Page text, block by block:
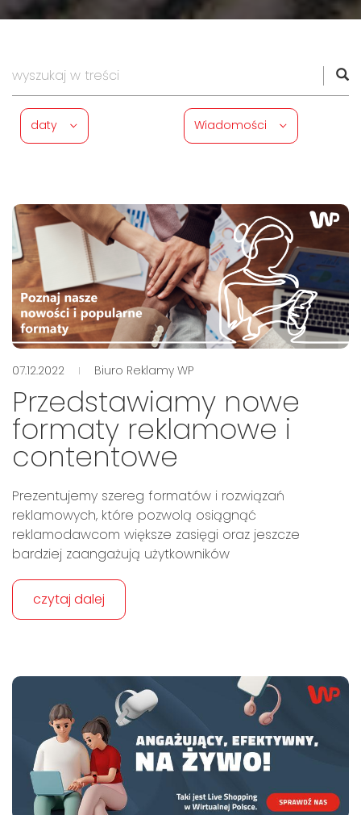
daty Wiadomości
07.12.2022 Biuro Reklamy WP
Przedstawiamy nowe
formaty reklamowe i
contentowe
Prezentujemy szereg formatów i rozwiązań
reklamowych, które pozwolą osiągnąć
reklamodawcom większe zasięgi oraz jeszcze
bardziej zaangażują użytkowników
czytaj dalej